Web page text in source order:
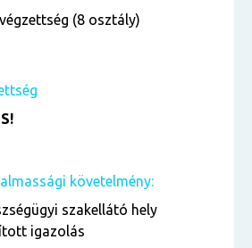
(8 osztály)
követelmény:
szakellátó hely
igazolás